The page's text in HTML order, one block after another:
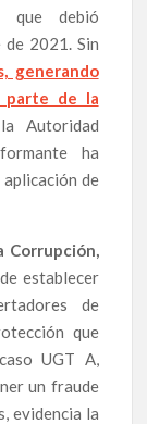
que debió
2021. Sin
generando
parte de la
Autoridad
ha
de
Corrupción,
establecer
de
que
UGT A,
un fraude
evidencia la